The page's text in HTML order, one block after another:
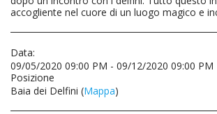
accogliente nel cuore di un luogo magico e
Data:
09/05/2020 09:00 PM - 09/12/2020 09:00 PM
Posizione
Baia dei Delfini (Mappa)